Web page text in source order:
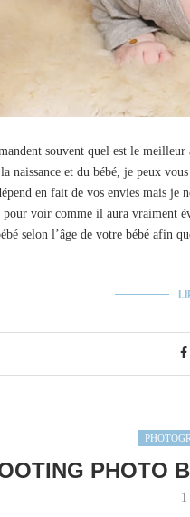
souvent quel est le
naissance et du bébé, je peux
en fait de vos envies mais je
pour voir comme il aura vraiment
selon l’âge de votre bébé afin
PHOTO